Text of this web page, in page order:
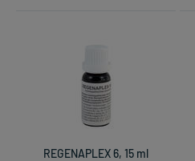
REGENAPLEX 6, 15 ml